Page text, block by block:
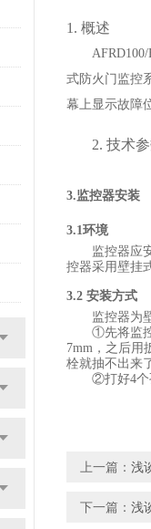
1. 概述
AFRD100/
式防火门监控
幕上显示故障
2. 技术
3.监控器安装
3.1环境
监控器应
控器采用壁挂
3.2 安装方式
监控器为
①先将监
7mm，之后用
栓就抽不出来
②打好4
上一篇： 浅
下一篇： 浅